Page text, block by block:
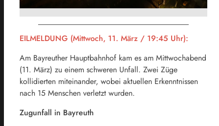
EILMELDUNG (Mittwoch, 11. März / 19:45 Uhr):
Am Bayreuther Hauptbahnhof kam es am Mittwochabend
(11. März) zu einem schweren Unfall. Zwei Züge
kollidierten miteinander, wobei aktuellen Erkenntnissen
nach 15 Menschen verletzt wurden.
Zugunfall in Bayreuth